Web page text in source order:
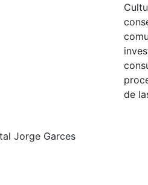
Jorge Garces
de